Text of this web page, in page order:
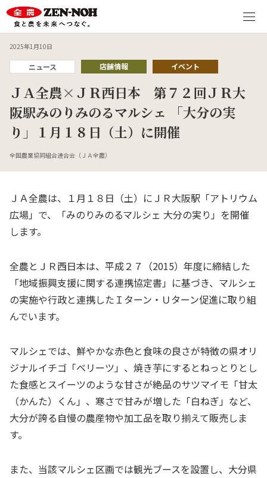
2025年1月10日
ニュース 店舗情報 イベント
ＪＡ全農×ＪＲ西日本 第７２回ＪＲ大
阪駅みのりみのるマルシェ 「大分の実
り」１月１８日（土）に開催
全国農業協同組合連合会（ＪＡ全農）
ＪＡ全農は、１月１８日（土）にＪＲ大阪駅「アトリウム
広場」で、「みのりみのるマルシェ 大分の実り」を開催
します。
全農とＪＲ西日本は、平成２７（2015）年度に締結した
「地域振興支援に関する連携協定書」に基づき、マルシェ
の実施や行政と連携したＩターン・Ｕターン促進に取り組
んでいます。
マルシェでは、鮮やかな赤色と食味の良さが特徴の県オリ
ジナルイチゴ「ベリーツ」、焼き芋にするとねっとりとし
た食感とスイーツのような甘さが絶品のサツマイモ「甘太
（かんた）くん」、寒さで甘みが増した「白ねぎ」など、
大分が誇る自慢の農産物や加工品を取り揃えて販売しま
す。
また、当該マルシェ区画では観光ブースを設置し、大分県